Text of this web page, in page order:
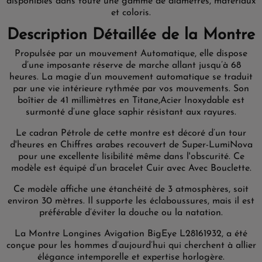
et coloris.
Description Détaillée de la Montre
Propulsée par un mouvement Automatique, elle dispose
d’une imposante réserve de marche allant jusqu’à 68
heures. La magie d’un mouvement automatique se traduit
par une vie intérieure rythmée par vos mouvements. Son
boîtier de 41 millimètres en Titane,Acier Inoxydable est
surmonté d’une glace saphir résistant aux rayures.
Le cadran Pétrole de cette montre est décoré d’un tour
d'heures en Chiffres arabes recouvert de Super-LumiNova
pour une excellente lisibilité même dans l'obscurité. Ce
modèle est équipé d’un bracelet Cuir avec Avec Bouclette.
Ce modèle affiche une étanchéité de 3 atmosphères, soit
environ 30 mètres. Il supporte les éclaboussures, mais il est
préférable d’éviter la douche ou la natation.
La Montre Longines Avigation BigEye L28161932, a été
conçue pour les hommes d’aujourd’hui qui cherchent à allier
élégance intemporelle et expertise horlogère.